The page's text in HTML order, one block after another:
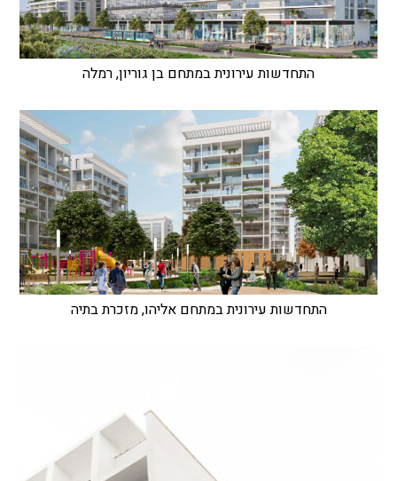
התחדשות עירונית במתחם בן גוריון, רמלה
התחדשות עירונית במתחם אליהו, מזכרת בתיה